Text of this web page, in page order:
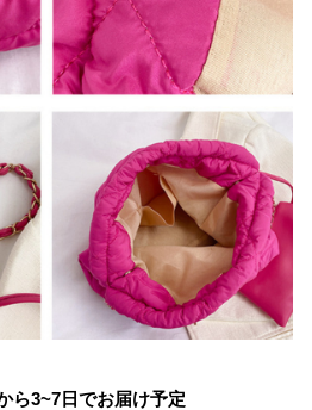
ら3~7日でお届け予定